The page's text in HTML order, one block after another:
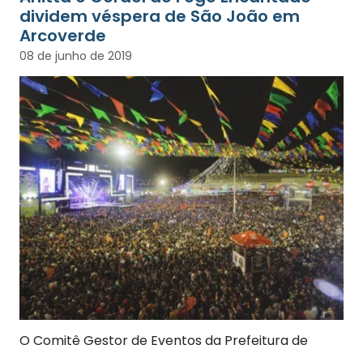
dividem véspera de São João em
Arcoverde
08 de junho de 2019
O Comitê Gestor de Eventos da Prefeitura de